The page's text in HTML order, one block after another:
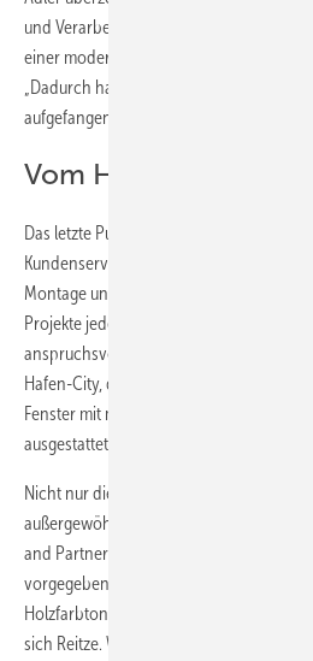
und Verarbeitungssicherheit.“ Apropos
einer modernen Lackierstraße mit
„Dadurch haben wir kaum Overspray,
aufgefangen und wieder in den Prozess
Vom Holzhochhaus
Das letzte Puzzlestück im Qualitäts-Bild
Kundenservice: Von Planung,
Montage und Service erfolgt alles aus
Projekte jeder Größenordnung – vom
anspruchsvollen Großprojekt wie dem
Hafen-City, dem höchsten
Fenster mit mehr als 1000 Holz-, Holz-
ausgestattet hat.
Nicht nur die schiere Anzahl war
außergewöhnliche Gestaltung: „Das
and Partners hatte eine zweifarbige
vorgegeben: Die Innenseite in Weiß, die
Holzfarbton der Lärchenfassade
sich Reitze. Was sich bei den 50 Holz-